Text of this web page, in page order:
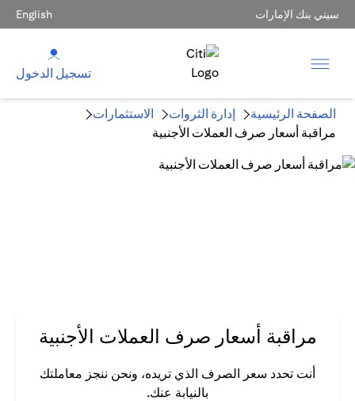
سيتي بنك الإمارات English
تسجيل الدخول
الصفحة الرئيسية إدارة الثروات
الاستثمارات
مراقبة أسعار صرف العملات الأجنبية
مراقبة أسعار صرف العملات الأجنبية
أنت تحدد سعر الصرف الذي تريده، ونحن ننجز معاملتك
بالنيابة عنك.